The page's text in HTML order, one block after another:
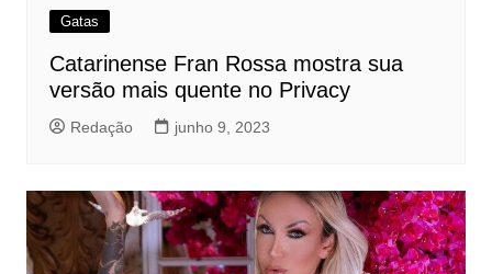
Gatas
Catarinense Fran Rossa mostra sua
versão mais quente no Privacy
Redação junho 9, 2023